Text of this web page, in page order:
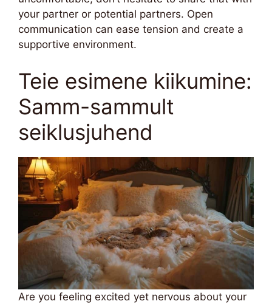
your partner or potential partners. Open
communication can ease tension and create a
supportive environment.
Teie esimene kiikumine:
Samm-sammult
seiklusjuhend
Are you feeling excited yet nervous about your